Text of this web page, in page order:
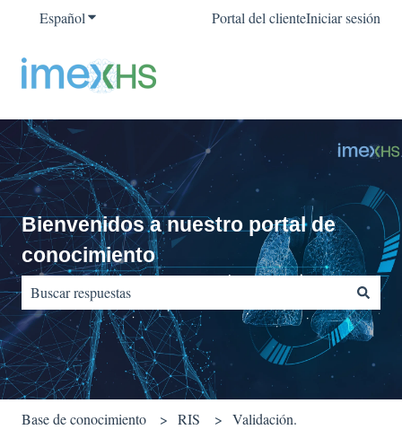
EspañolTraducciones de Mostrar submenú de
Portal del clienteIniciar sesión
Bienvenidos a nuestro portal de
conocimiento
No hay sugerencias porque el campo de búsqueda está vacío.
Base de conocimiento RIS Validación.